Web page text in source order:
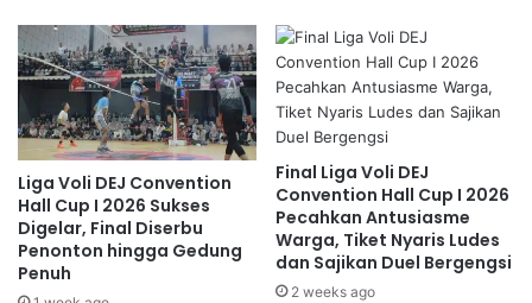
Liga Voli DEJ Convention
Hall Cup I 2026 Sukses
Digelar, Final Diserbu
Penonton hingga Gedung
Penuh
Final Liga Voli DEJ
Convention Hall Cup I 2026
Pecahkan Antusiasme
Warga, Tiket Nyaris Ludes
dan Sajikan Duel Bergengsi
2 weeks ago